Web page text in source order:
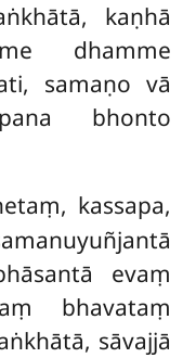
kaṇhā
dhamme
samaṇo vā
bhonto
kassapa,
evaṃ
bhavataṃ
sāvajjā